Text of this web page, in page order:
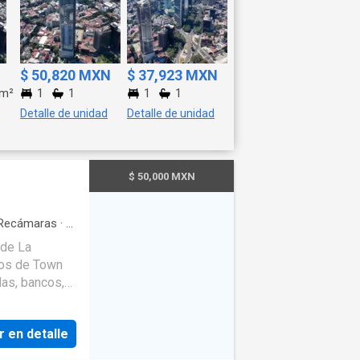
$ 50,820 MXN
1 1
Detalle de unidad
$ 37,923 MXN
1 1
Detalle de unidad
· 4
·
con closet
La
de Town
bancos,
a una
amplia,
en detalle
$ 50,000 MXN